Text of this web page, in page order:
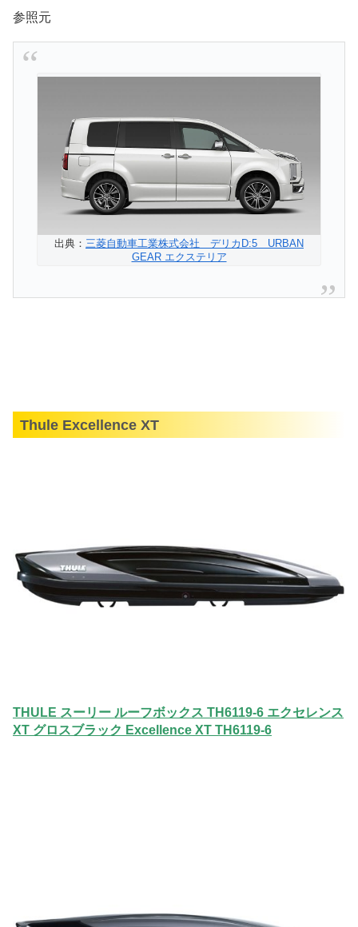
参照元
出典： 三菱自動車工業株式会社 デリカD:5 URBAN
GEAR エクステリア
Thule Excellence XT
THULE スーリー ルーフボックス TH6119-6 エクセレンス
XT グロスブラック Excellence XT TH6119-6